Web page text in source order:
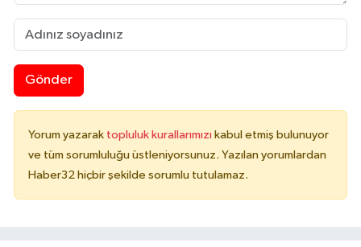
Gönder
Yorum yazarak topluluk kurallarımızı kabul etmiş bulunuyor
ve tüm sorumluluğu üstleniyorsunuz. Yazılan yorumlardan
Haber32 hiçbir şekilde sorumlu tutulamaz.